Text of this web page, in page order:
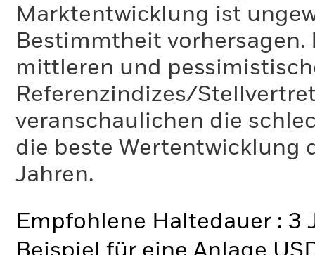
Marktentwicklung ist
Bestimmtheit
mittleren und
Referenzindizes/
veranschaulichen die
die beste Wertentwicklung
Jahren.
Empfohlene Haltedauer : 3